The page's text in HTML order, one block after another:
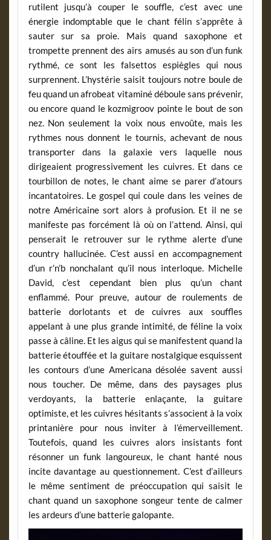
rutilent jusqu’à couper le souffle, c’est avec une
énergie indomptable que le chant félin s’apprête à
sauter sur sa proie. Mais quand saxophone et
trompette prennent des airs amusés au son d’un funk
rythmé, ce sont les falsettos espiègles qui nous
surprennent. L’hystérie saisit toujours notre boule de
feu quand un afrobeat vitaminé déboule sans prévenir,
ou encore quand le kozmigroov pointe le bout de son
nez. Non seulement la voix nous envoûte, mais les
rythmes nous donnent le tournis, achevant de nous
transporter dans la galaxie vers laquelle nous
dirigeaient progressivement les cuivres. Et dans ce
tourbillon de notes, le chant aime se parer d’atours
incantatoires. Le gospel qui coule dans les veines de
notre Américaine sort alors à profusion. Et il ne se
manifeste pas forcément là où on l’attend. Ainsi, qui
penserait le retrouver sur le rythme alerte d’une
country hallucinée. C’est aussi en accompagnement
d’un r’n’b nonchalant qu’il nous interloque. Michelle
David, c’est cependant bien plus qu’un chant
enflammé. Pour preuve, autour de roulements de
batterie dorlotants et de cuivres aux souffles
appelant à une plus grande intimité, de féline la voix
passe à câline. Et les aigus qui se manifestent quand la
batterie étouffée et la guitare nostalgique esquissent
les contours d’une Americana désolée savent aussi
nous toucher. De même, dans des paysages plus
verdoyants, la batterie enlaçante, la guitare
optimiste, et les cuivres hésitants s’associent à la voix
printanière pour nous inviter à l’émerveillement.
Toutefois, quand les cuivres alors insistants font
résonner un funk langoureux, le chant hanté nous
incite davantage au questionnement. C’est d’ailleurs
le même sentiment de préoccupation qui saisit le
chant quand un saxophone songeur tente de calmer
les ardeurs d’une batterie galopante.